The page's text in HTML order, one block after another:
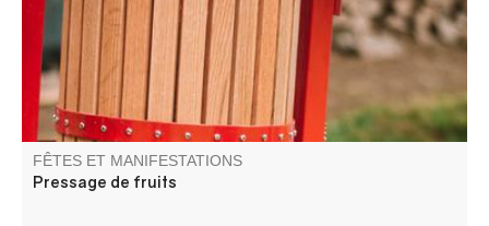
FÊTES ET MANIFESTATIONS
Pressage de fruits